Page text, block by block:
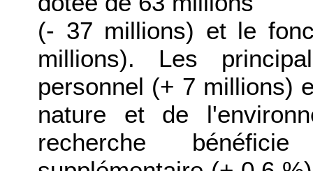
(- 37 millions) et le
millions). Les
personnel (+ 7 millions)
nature et de
recherche